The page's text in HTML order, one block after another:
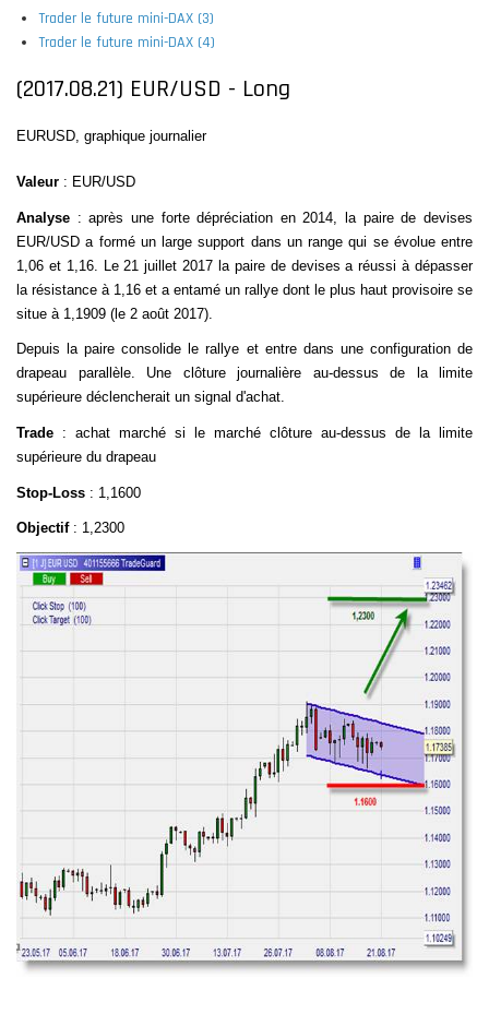
Trader le future mini-DAX (3)
Trader le future mini-DAX (4)
(2017.08.21) EUR/USD - Long
EURUSD, graphique journalier
Valeur : EUR/USD
Analyse : après une forte dépréciation en 2014, la paire de devises
EUR/USD a formé un large support dans un range qui se évolue entre
1,06 et 1,16. Le 21 juillet 2017 la paire de devises a réussi à dépasser
la résistance à 1,16 et a entamé un rallye dont le plus haut provisoire se
situe à 1,1909 (le 2 août 2017).
Depuis la paire consolide le rallye et entre dans une configuration de
drapeau parallèle. Une clôture journalière au-dessus de la limite
supérieure déclencherait un signal d'achat.
Trade : achat marché si le marché clôture au-dessus de la limite
supérieure du drapeau
Stop-Loss : 1,1600
Objectif: 1,2300